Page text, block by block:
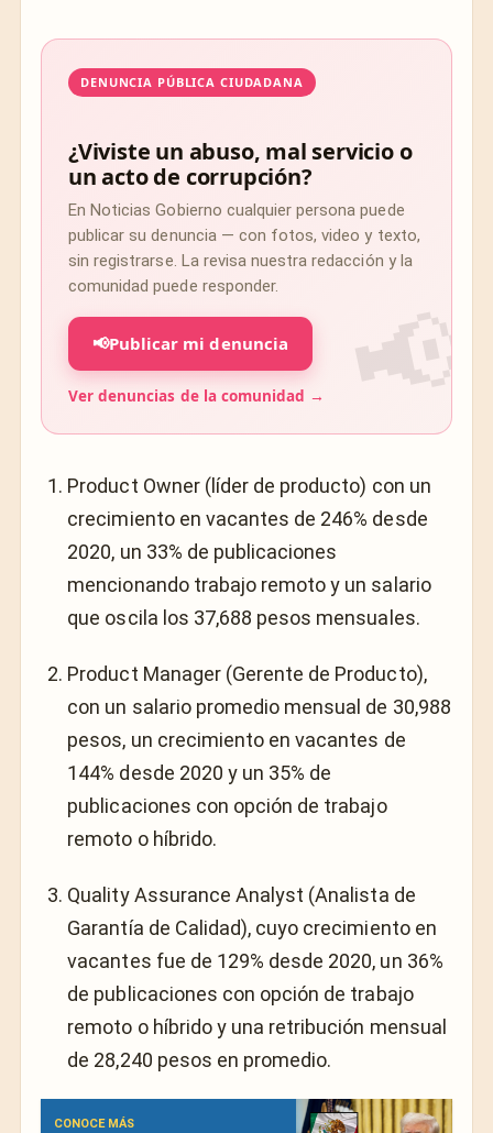
DENUNCIA PÚBLICA CIUDADANA
¿Viviste un abuso, mal servicio o
un acto de corrupción?
En Noticias Gobierno cualquier persona puede
publicar su denuncia — con fotos, video y texto,
sin registrarse. La revisa nuestra redacción y la
comunidad puede responder.
📢Publicar mi denuncia
Ver denuncias de la comunidad →
Product Owner (líder de producto) con un
crecimiento en vacantes de 246% desde
2020, un 33% de publicaciones
mencionando trabajo remoto y un salario
que oscila los 37,688 pesos mensuales.
Product Manager (Gerente de Producto),
con un salario promedio mensual de 30,988
pesos, un crecimiento en vacantes de
144% desde 2020 y un 35% de
publicaciones con opción de trabajo
remoto o híbrido.
Quality Assurance Analyst (Analista de
Garantía de Calidad), cuyo crecimiento en
vacantes fue de 129% desde 2020, un 36%
de publicaciones con opción de trabajo
remoto o híbrido y una retribución mensual
de 28,240 pesos en promedio.
CONOCE MÁS